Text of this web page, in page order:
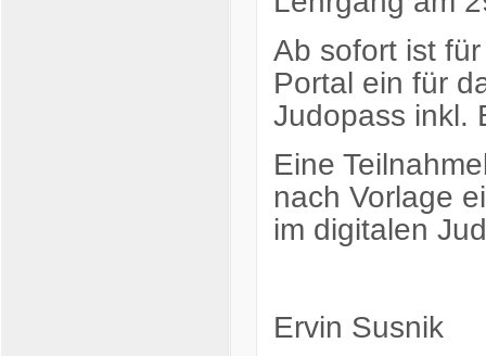
Ab sofort ist
Portal ein für
Judopass inkl.
Eine
nach Vorlage
im digitalen
Ervin Susnik